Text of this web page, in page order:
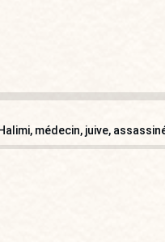
médecin, juive,